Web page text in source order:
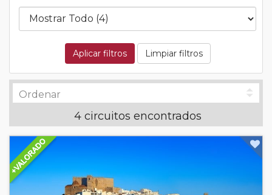
Aplicar filtros Limpiar filtros
4 circuitos encontrados